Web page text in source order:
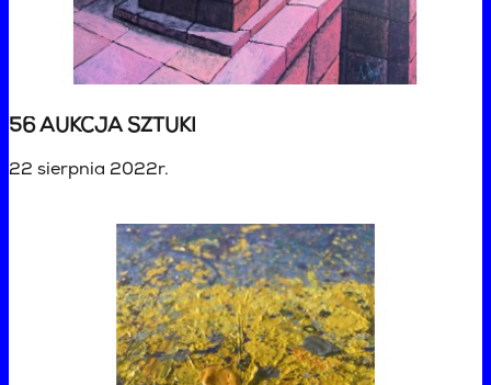
56 AUKCJA SZTUKI
22 sierpnia 2022r.